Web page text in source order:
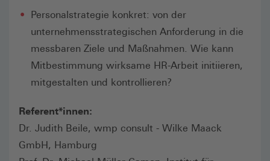
Personalstrategie konkret: von der
unternehmensstrategischen Anforderung in die
messbaren Ziele und Maßnahmen. Wie kann
Mitbestimmung wirksame HR-Arbeit initiieren,
mitgestalten und kontrollieren?
Referent*innen:
Dr. Judith Beile, wmp consult - Wilke Maack
GmbH, Hamburg